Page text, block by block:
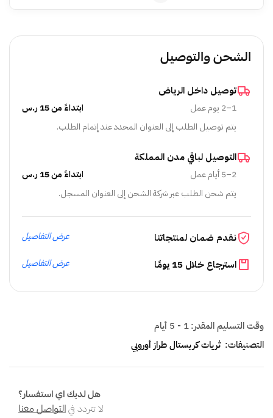
الشحن والتوصيل
توصيل داخل الرياض
1–2 يوم عمل
ابتداءً من 15 ر.س
يتم توصيل الطلب إلى العنوان المحدد عند إتمام الطلب.
التوصيل لباقي مدن المملكة
2–5 أيام عمل
ابتداءً من 15 ر.س
يتم شحن الطلب عبر شركة الشحن إلى العنوان المسجل.
نقدم ضمان لمنتجاتنا عرض التفاصيل
استرجاع خلال 15 يومًا عرض التفاصيل
وقت التسليم المقدر:1 - 5 أيام
التصنيفات: ثريات كريستال طراز أوروبي
هل لديك اي استفسار؟
لا تتردد فيالتواصل معنا